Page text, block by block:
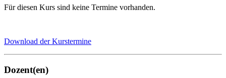
Für diesen Kurs sind keine Termine vorhanden.
Download der Kurstermine
Dozent(en)